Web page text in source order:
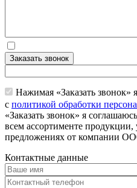
Заказать звонок
Нажимая «Заказать звонок»
с политикой обработки
«Заказать звонок» я
всем ассортименте продукции,
предложениях от компании
Контактные данные